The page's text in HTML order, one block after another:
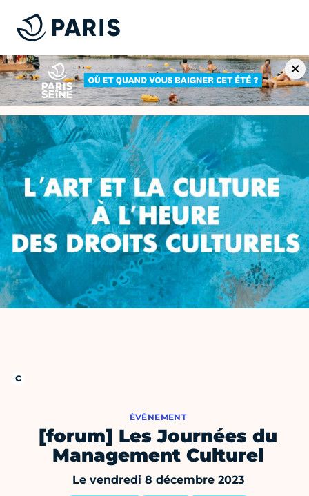
ÉVÈNEMENT
[forum] Les Journées du
Management Culturel
Le vendredi 8 décembre 2023